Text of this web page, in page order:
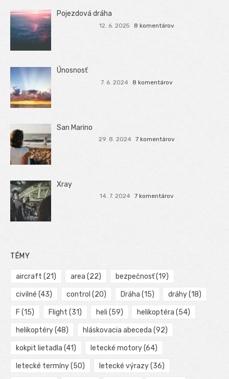
Pojezdová dráha
12. 6. 2025 8 komentárov
Únosnosť
7. 6. 2024 8 komentárov
San Marino
29. 8. 2024 7 komentárov
Xray
14. 7. 2024 7 komentárov
TÉMY
aircraft (21) area (22) bezpečnosť(19)
civilné (43) control (20) Dráha (15) dráhy(18)
F (15) Flight (31) heli (59) helikoptéra (54)
helikoptéry(48) hláskovacia abeceda (92)
kokpit lietadla (41) letecké motory(64)
letecké termíny(50) letecké výrazy(36)